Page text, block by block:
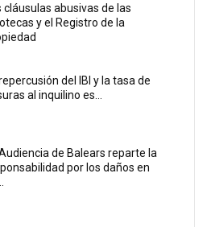
cláusulas abusivas de las
y el Registro de la
del IBI y la tasa de
al inquilino es...
de Balears reparte la
por los daños en